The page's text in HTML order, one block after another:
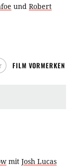
und Robert
FILM VORMERKEN
mit Josh Lucas